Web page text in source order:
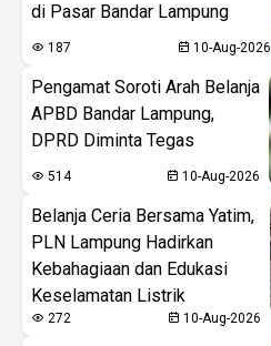
di Pasar Bandar Lampung
187 10-Aug-2026
Pengamat Soroti Arah Belanja
APBD Bandar Lampung,
DPRD Diminta Tegas
514 10-Aug-2026
Belanja Ceria Bersama Yatim,
PLN Lampung Hadirkan
Kebahagiaan dan Edukasi
Keselamatan Listrik
272 10-Aug-2026